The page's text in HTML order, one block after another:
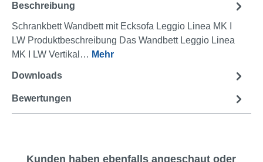
Beschreibung
Schrankbett Wandbett mit Ecksofa Leggio Linea MK I
LW Produktbeschreibung Das Wandbett Leggio Linea
MK I LW Vertikal… Mehr
Downloads
Bewertungen
Produktgalerie überspringen
Kunden haben ebenfalls angeschaut oder